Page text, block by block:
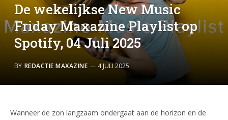
De wekelijkse New Music
Friday Maxazine Playlist op
Spotify, 04 Juli 2025
BY REDACTIE MAXAZINE 4 JULI 2025
Wanneer de zon langzaam ondergaat aan de horizon en de